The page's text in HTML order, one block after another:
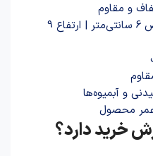
و مقاوم
: طول 6 سانتی‌متر | عرض 6 سانتی‌متر | ارتفاع 9
و آبمیوه‌ها
عمر محصول
خرید دارد؟